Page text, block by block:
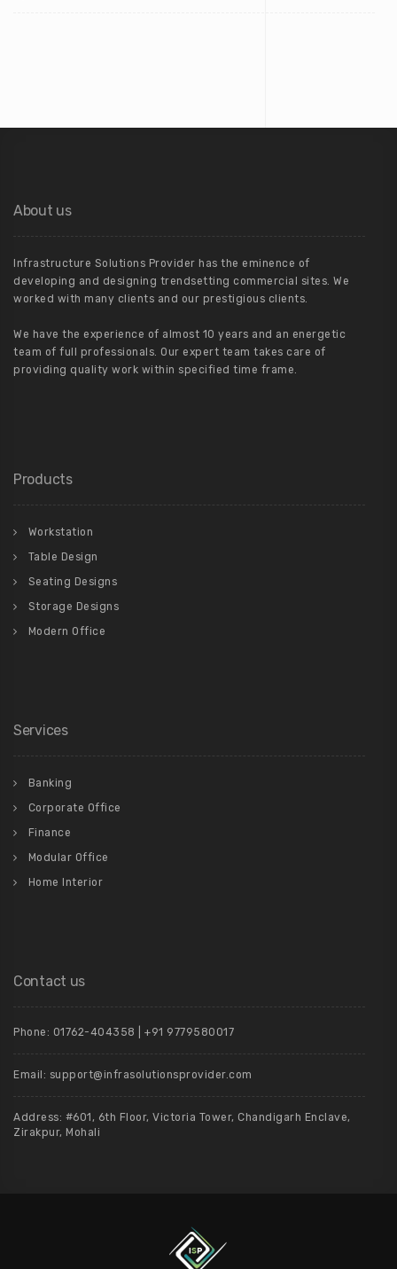
About us
Infrastructure Solutions Provider has the eminence of
developing and designing trendsetting commercial sites. We
worked with many clients and our prestigious clients.
We have the experience of almost 10 years and an energetic
team of full professionals. Our expert team takes care of
providing quality work within specified time frame.
Products
Workstation
Table Design
Seating Designs
Storage Designs
Modern Office
Services
Banking
Corporate Office
Finance
Modular Office
Home Interior
Contact us
Phone: 01762-404358 | +91 9779580017
Email: support@infrasolutionsprovider.com
Address: #601, 6th Floor, Victoria Tower, Chandigarh Enclave,
Zirakpur, Mohali